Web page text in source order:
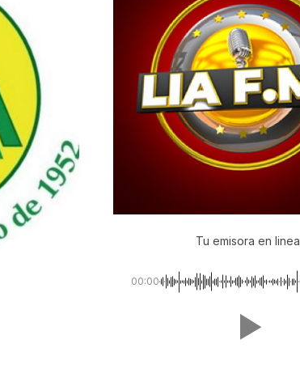
Tu emisora en linea
00:00